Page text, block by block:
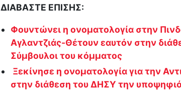
ΔΙΑΒΑΣΤΕ ΕΠΙΣΗΣ:
Φουντώνει η ονοματολογία στην
Αγλαντζιάς-Θέτουν εαυτόν στην
Σύμβουλοι του κόμματος
Ξεκίνησε η ονοματολογία για την
στην διάθεση του ΔΗΣΥ την